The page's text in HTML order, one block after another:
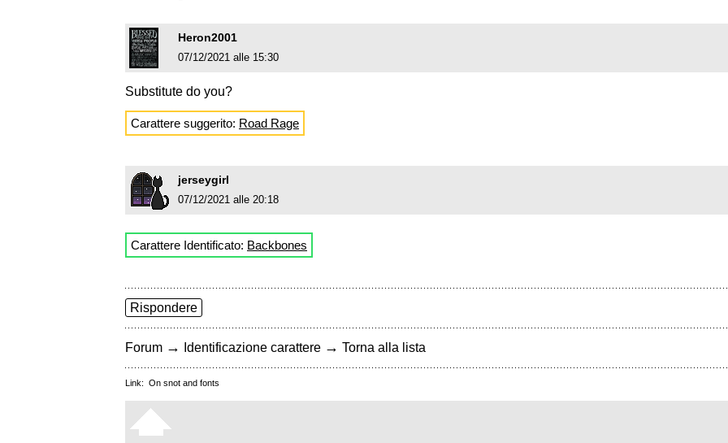
Heron2001
07/12/2021 alle 15:30
Substitute do you?
Carattere suggerito: Road Rage
jerseygirl
07/12/2021 alle 20:18
Carattere Identificato: Backbones
Rispondere
Forum → Identificazione carattere → Torna alla lista
Link: On snot and fonts